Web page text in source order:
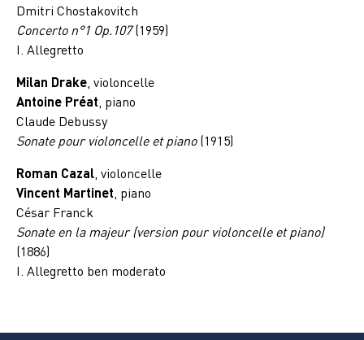
Dmitri Chostakovitch
Concerto n°1 Op.107(1959)
I. Allegretto
Milan Drake , violoncelle
Antoine Préat , piano
Claude Debussy
Sonate pour violoncelle et piano(1915)
Roman Cazal , violoncelle
Vincent Martinet , piano
César Franck
Sonate en la majeur (version pour violoncelle et piano)
(1886)
I. Allegretto ben moderato